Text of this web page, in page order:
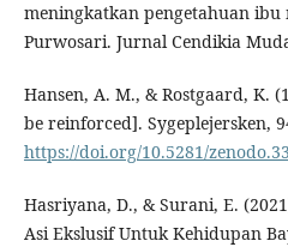
meningkatkan pengetahuan ibu
Purwosari. Jurnal Cendikia
Hansen, A. M., & Rostgaard, K.
be reinforced]. Sygeplejersken,
https://doi.org/10.5281/
Hasriyana, D., & Surani, E.
Asi Ekslusif Untuk Kehidupan